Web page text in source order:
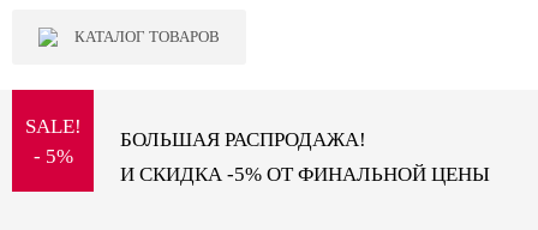
КАТАЛОГ ТОВАРОВ
SALE!
- 5%
БОЛЬШАЯ РАСПРОДАЖА!
И СКИДКА -5% ОТ ФИНАЛЬНОЙ ЦЕНЫ